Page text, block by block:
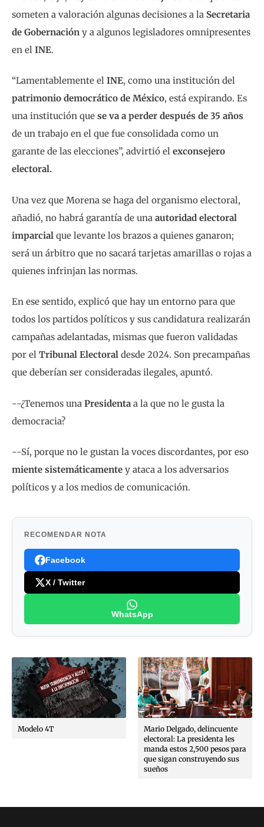
someten a valoración algunas decisiones a la Secretaria
de Gobernación y a algunos legisladores omnipresentes
en el INE.
“Lamentablemente el INE, como una institución del
patrimonio democrático de México, está expirando. Es
una institución que se va a perder después de 35 años
de un trabajo en el que fue consolidada como un
garante de las elecciones”, advirtió el exconsejero
electoral.
Una vez que Morena se haga del organismo electoral,
añadió, no habrá garantía de una autoridad electoral
imparcial que levante los brazos a quienes ganaron;
será un árbitro que no sacará tarjetas amarillas o rojas a
quienes infrinjan las normas.
En ese sentido, explicó que hay un entorno para que
todos los partidos políticos y sus candidatura realizarán
campañas adelantadas, mismas que fueron validadas
por el Tribunal Electoral desde 2024. Son precampañas
que deberían ser consideradas ilegales, apuntó.
--¿Tenemos una Presidenta a la que no le gusta la
democracia?
--Sí, porque no le gustan la voces discordantes, por eso
miente sistemáticamente y ataca a los adversarios
políticos y a los medios de comunicación.
RECOMENDAR NOTA
Facebook
X / Twitter
WhatsApp
Modelo 4T
Mario Delgado, delincuente
electoral: La presidenta les
manda estos 2,500 pesos para
que sigan construyendo sus
sueños